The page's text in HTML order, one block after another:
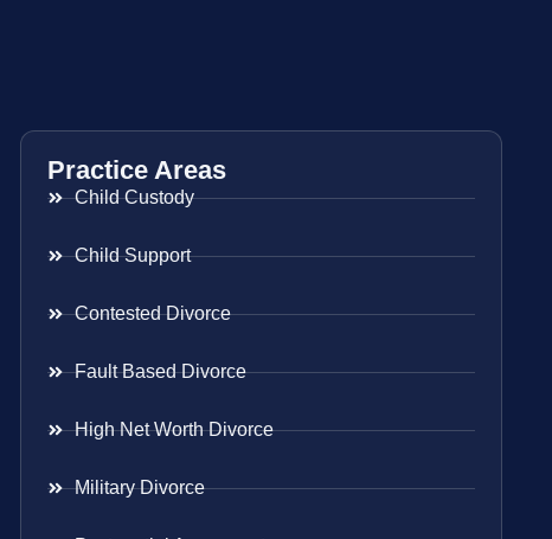
Practice Areas
Child Custody
Child Support
Contested Divorce
Fault Based Divorce
High Net Worth Divorce
Military Divorce